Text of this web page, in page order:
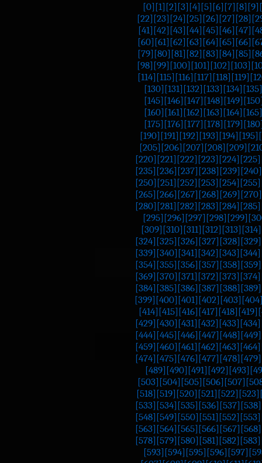
[0] [1] [2] [3] [4] [5] [6] [7] [8] [9]
[22] [23] [24] [25] [26] [27] [28]
[41] [42] [43] [44] [45] [46] [47]
[60] [61] [62] [63] [64] [65] [66]
[79] [80] [81] [82] [83] [84] [85]
[98] [99] [100] [101] [102] [103]
[114] [115] [116] [117] [118] [119]
[130] [131] [132] [133] [134] [135]
[145] [146] [147] [148] [149]
[160] [161] [162] [163] [164] [165]
[175] [176] [177] [178] [179]
[190] [191] [192] [193] [194] [195]
[205] [206] [207] [208] [209]
[220] [221] [222] [223] [224] [225]
[235] [236] [237] [238] [239] [240]
[250] [251] [252] [253] [254] [255]
[265] [266] [267] [268] [269] [270]
[280] [281] [282] [283] [284] [285]
[295] [296] [297] [298] [299]
[309] [310] [311] [312] [313] [314]
[324] [325] [326] [327] [328] [329]
[339] [340] [341] [342] [343] [344]
[354] [355] [356] [357] [358] [359]
[369] [370] [371] [372] [373] [374]
[384] [385] [386] [387] [388] [389]
[399] [400] [401] [402] [403]
[414] [415] [416] [417] [418] [419]
[429] [430] [431] [432] [433] [434]
[444] [445] [446] [447] [448] [449]
[459] [460] [461] [462] [463] [464]
[474] [475] [476] [477] [478] [479]
[489] [490] [491] [492] [493]
[503] [504] [505] [506] [507]
[518] [519] [520] [521] [522] [523]
[533] [534] [535] [536] [537] [538]
[548] [549] [550] [551] [552] [553]
[563] [564] [565] [566] [567] [568]
[578] [579] [580] [581] [582] [583]
[593] [594] [595] [596] [597]